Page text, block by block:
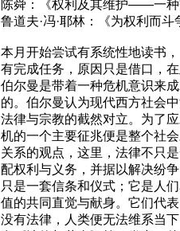
陈舜：《权利及其维护——一种
鲁道夫·冯·耶林：《为权利而斗
本月开始尝试有系统性地读书
有完成任务，原因只是借口，
伯尔曼是带着一种危机意识来
的。伯尔曼认为现代西方社会
法律与宗教的截然对立。为了
机的一个主要征兆便是整个社
关系的观点，这里，法律不只
配权利与义务，并据以解决纷
只是一套信条和仪式；它是人
值的共同直觉与献身。它们代
没有法律，人类便无法维系当